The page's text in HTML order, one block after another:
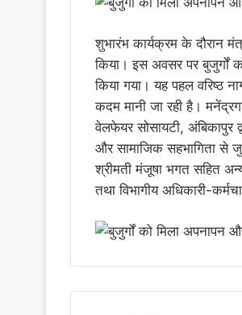
शुभारंभ कार्यक्रम के दौरान
किया। इस अवसर पर बुजुर्गों
किया गया। यह पहल वरिष्ठ
कदम मानी जा रही है।
वेलफेयर सोसायटी, अंबिकापुर
और सामाजिक सहभागिता से
श्रीमती मंजूषा भगत सहित
तथा विभागीय अधिकारी-